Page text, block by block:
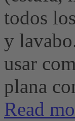
todos
y
usar
plana
Read